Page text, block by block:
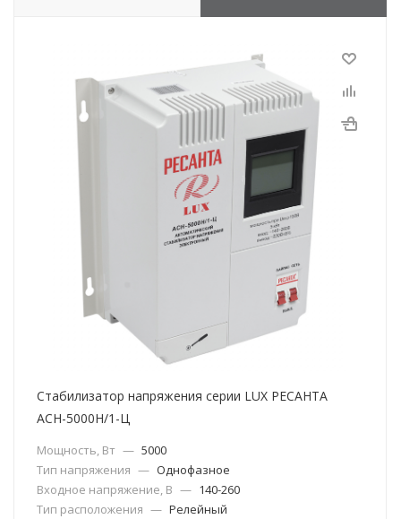
Стабилизатор напряжения серии LUX РЕСАНТА
АСН-5000Н/1-Ц
Мощность, Вт — 5000
Тип напряжения — Однофазное
Входное напряжение, В — 140-260
Тип расположения — Релейный